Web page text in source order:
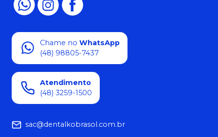
Chame no WhatsApp
(48) 98805-7437
Atendimento
(48) 3259-1500
sac@dentalkobrasol.com.br